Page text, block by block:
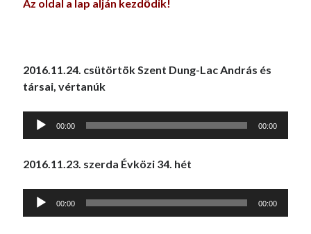
Az oldal a lap alján kezdődik!
2016.11.24. csütörtök Szent Dung-Lac András és
társai, vértanúk
Audió
00:00 00:00
2016.11.23. szerda Évközi 34. hét
Audió
00:00 00:00